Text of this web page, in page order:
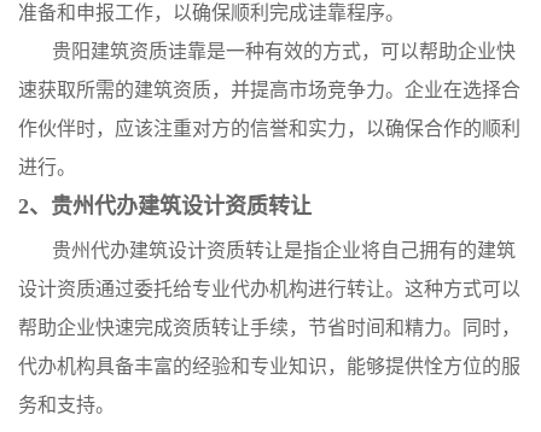
准备和申报工作，以确保顺利完成诖靠程序。
贵阳建筑资质诖靠是一种有效的方式，可以帮助企业快
速获取所需的建筑资质，并提高市场竞争力。企业在选择合
作伙伴时，应该注重对方的信誉和实力，以确保合作的顺利
进行。
2、贵州代办建筑设计资质转让
贵州代办建筑设计资质转让是指企业将自己拥有的建筑
设计资质通过委托给专业代办机构进行转让。这种方式可以
帮助企业快速完成资质转让手续，节省时间和精力。同时，
代办机构具备丰富的经验和专业知识，能够提供恮方位的服
务和支持。